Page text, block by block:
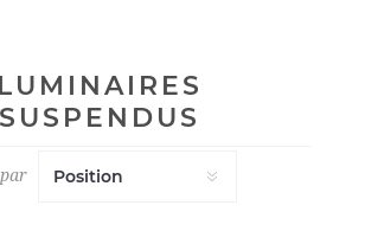
LUMINAIRES
SUSPENDUS